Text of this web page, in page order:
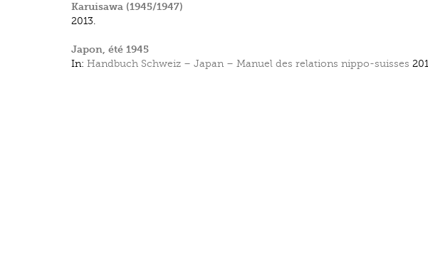
Karuisawa (1945/1947)
2013.
Japon, été 1945
In: Handbuch Schweiz – Japan – Manuel des relations nippo-suisses